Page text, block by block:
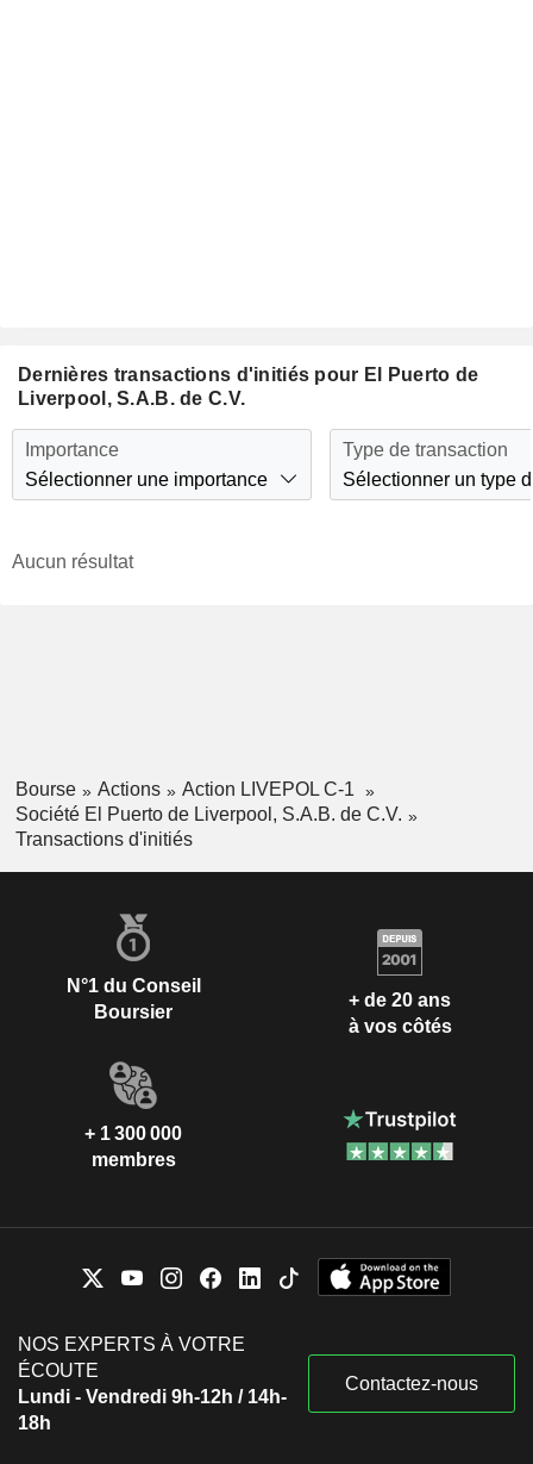
Dernières transactions d'initiés pour El Puerto de
Liverpool, S.A.B. de C.V.
Importance
Sélectionner une importance
Type de transaction
Sélectionner un type
Aucun résultat
Bourse Actions
Action LIVEPOL C-1
Société El Puerto de Liverpool, S.A.B. de C.V.
Transactions d'initiés
N°1 du Conseil
Boursier
+ de 20 ans
à vos côtés
+ 1 300 000
membres
NOS EXPERTS À VOTRE
ÉCOUTE
Lundi - Vendredi 9h-12h / 14h-
18h
Contactez-nous